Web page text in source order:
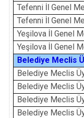
Tefenni İl Genel
Tefenni İl Genel
Yeşilova İl Genel
Yeşilova İl Genel
Belediye Meclis
Belediye Meclis
Belediye Meclis
Belediye Meclis
Belediye Meclis